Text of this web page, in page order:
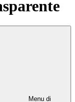
Menu di